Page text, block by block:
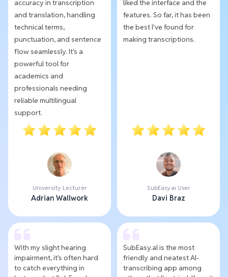
accuracy in transcription
and translation, handling
technical terms,
punctuation, and sentence
flow seamlessly. It's a
powerful tool for
academics and
professionals needing
reliable multilingual
support.
University Lecturer
Adrian Wallwork
liked the interface and the
features. So far, it has been
the best I've found for
making transcriptions.
SubEasy.ai User
Davi Braz
With my slight hearing
impairment, it's often hard
to catch everything in
SubEasy.al is the most
friendly and neatest AI-
transcribing app among